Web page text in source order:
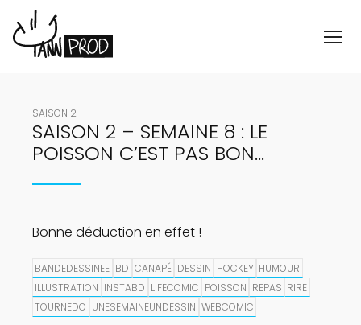
SAISON 2
SAISON 2 – SEMAINE 8 : LE
POISSON C’EST PAS BON…
Bonne déduction en effet !
BANDEDESSINEE BD CANAPÉ DESSIN HOCKEY HUMOUR
ILLUSTRATION INSTABD LIFECOMIC POISSON REPAS RIRE
TOURNEDO UNESEMAINEUNDESSIN WEBCOMIC